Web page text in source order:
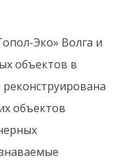
Эко» Волга и
объектов в
объектов